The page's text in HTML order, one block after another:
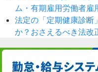
ム・有期雇用労働者
法定の「定期健康診断
か？おさえるべき法改